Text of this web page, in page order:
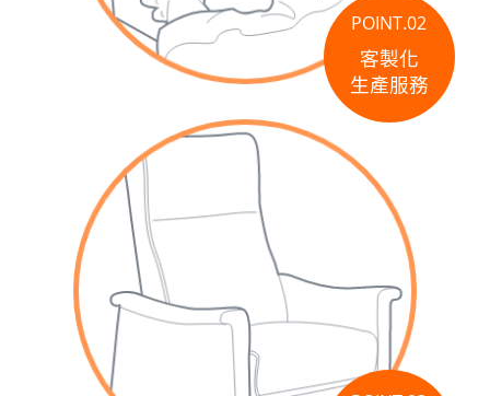
POINT.02
客製化
生產服務